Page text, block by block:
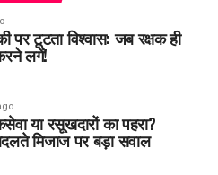
पर टूटता विश्वास: जब रक्षक ही
लगें!
या रसूखदारों का पहरा?
मिजाज पर बड़ा सवाल